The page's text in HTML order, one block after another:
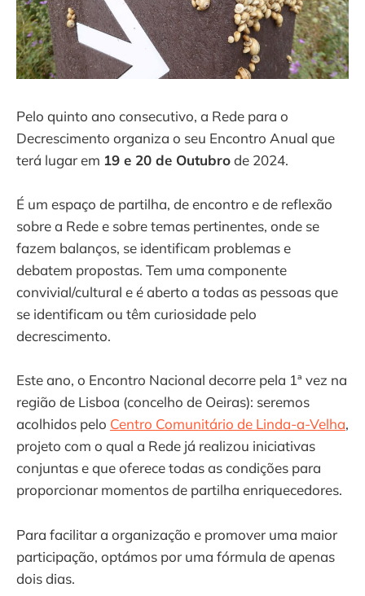
Pelo quinto ano consecutivo, a Rede para o
Decrescimento organiza o seu Encontro Anual que
terá lugar em 19 e 20 de Outubrode 2024.
É um espaço de partilha, de encontro e de reflexão
sobre a Rede e sobre temas pertinentes, onde se
fazem balanços, se identificam problemas e
debatem propostas. Tem uma componente
convivial/cultural e é aberto a todas as pessoas que
se identificam ou têm curiosidade pelo
decrescimento.
Este ano, o Encontro Nacional decorre pela 1ª vez na
região de Lisboa (concelho de Oeiras): seremos
acolhidos pelo Centro Comunitário de Linda-a-Velha,
projeto com o qual a Rede já realizou iniciativas
conjuntas e que oferece todas as condições para
proporcionar momentos de partilha enriquecedores.
Para facilitar a organização e promover uma maior
participação, optámos por uma fórmula de apenas
dois dias.